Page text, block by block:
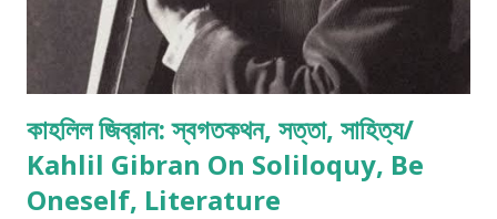
কাহলিল জিব্রান: স্বগতকথন, সত্তা, সাহিত্য/
Kahlil Gibran On Soliloquy, Be
Oneself, Literature